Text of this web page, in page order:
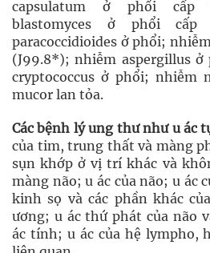
capsulatum ở phổi
blastomyces ở phổi
paracoccidioides ở phổi;
(J99.8*); nhiễm aspergillus
cryptococcus ở phổi; nhiễm
mucor lan tỏa.
Các bệnh lý ung thư như u ác
của tim, trung thất và màng
sụn khớp ở vị trí khác và
màng não; u ác của não; u ác
kinh sọ và các phần khác
ương; u ác thứ phát của não
ác tính; u ác của hệ lympho,